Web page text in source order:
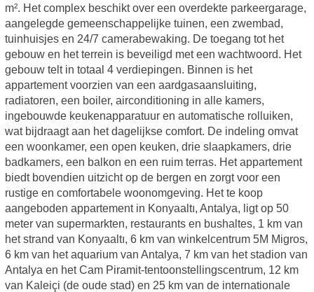
m². Het complex beschikt over een overdekte parkeergarage,
aangelegde gemeenschappelijke tuinen, een zwembad,
tuinhuisjes en 24/7 camerabewaking. De toegang tot het
gebouw en het terrein is beveiligd met een wachtwoord. Het
gebouw telt in totaal 4 verdiepingen. Binnen is het
appartement voorzien van een aardgasaansluiting,
radiatoren, een boiler, airconditioning in alle kamers,
ingebouwde keukenapparatuur en automatische rolluiken,
wat bijdraagt ​​aan het dagelijkse comfort. De indeling omvat
een woonkamer, een open keuken, drie slaapkamers, drie
badkamers, een balkon en een ruim terras. Het appartement
biedt bovendien uitzicht op de bergen en zorgt voor een
rustige en comfortabele woonomgeving. Het te koop
aangeboden appartement in Konyaaltı, Antalya, ligt op 50
meter van supermarkten, restaurants en bushaltes, 1 km van
het strand van Konyaaltı, 6 km van winkelcentrum 5M Migros,
6 km van het aquarium van Antalya, 7 km van het stadion van
Antalya en het Cam Piramit-tentoonstellingscentrum, 12 km
van Kaleiçi (de oude stad) en 25 km van de internationale